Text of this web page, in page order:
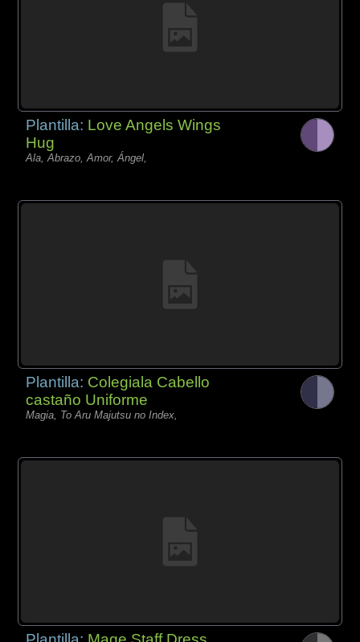
Plantilla: Love Angels Wings
Hug
Ala, Abrazo, Amor, Ángel,
Plantilla: Colegiala Cabello
castaño Uniforme
Magia, To Aru Majutsu no Index,